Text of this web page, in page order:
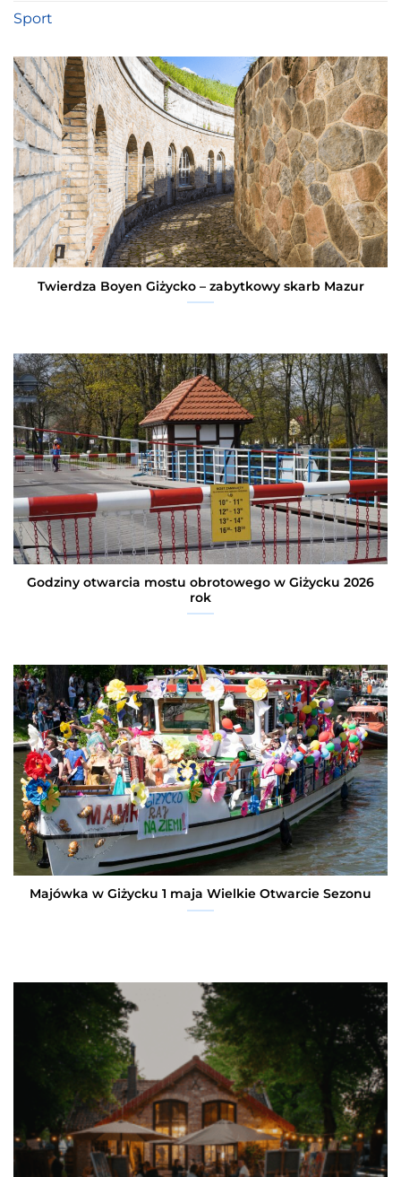
Sport
Twierdza Boyen Giżycko – zabytkowy skarb Mazur
Godziny otwarcia mostu obrotowego w Giżycku 2026
rok
Majówka w Giżycku 1 maja Wielkie Otwarcie Sezonu